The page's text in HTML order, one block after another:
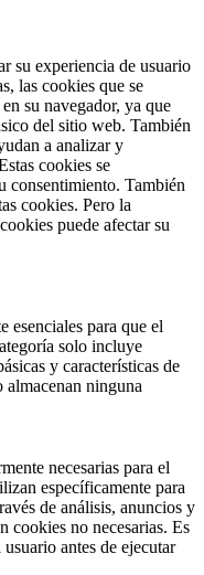
su experiencia de usuario
las cookies que se
su navegador, ya que
del sitio web. También
a analizar y
cookies se
consentimiento. También
cookies. Pero la
puede afectar su
esenciales para que el
solo incluye
y características de
almacenan ninguna
necesarias para el
específicamente para
de análisis, anuncios y
cookies no necesarias. Es
antes de ejecutar